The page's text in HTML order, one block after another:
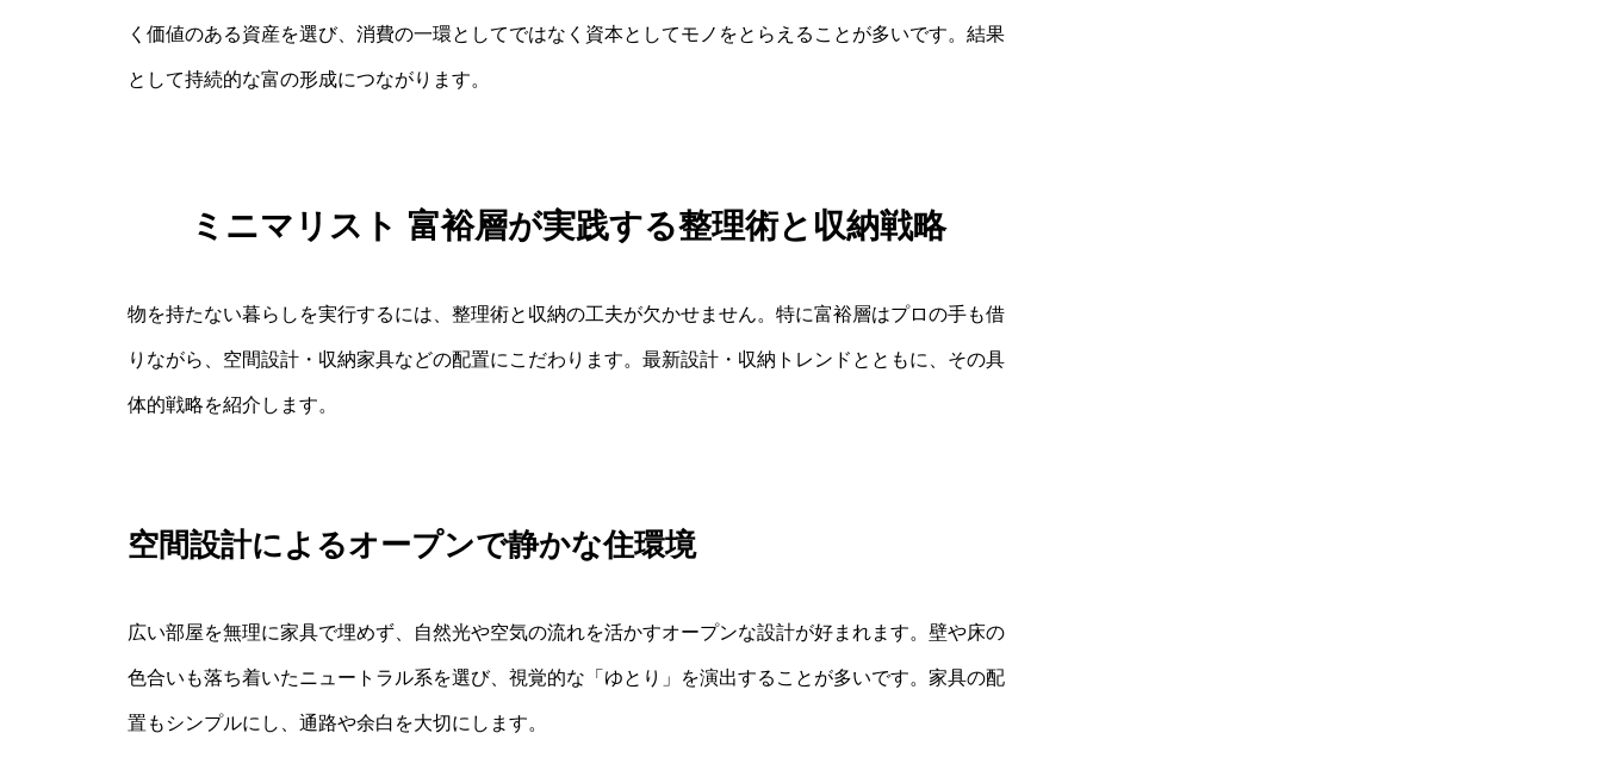
く価値のある資産を選び、消費の一環としてではなく資本としてモノをとらえることが多いです。結果
として持続的な富の形成につながります。
ミニマリスト 富裕層が実践する整理術と収納戦略
物を持たない暮らしを実行するには、整理術と収納の工夫が欠かせません。特に富裕層はプロの手も借
りながら、空間設計・収納家具などの配置にこだわります。最新設計・収納トレンドとともに、その具
体的戦略を紹介します。
空間設計によるオープンで静かな住環境
広い部屋を無理に家具で埋めず、自然光や空気の流れを活かすオープンな設計が好まれます。壁や床の
色合いも落ち着いたニュートラル系を選び、視覚的な「ゆとり」を演出することが多いです。家具の配
置もシンプルにし、通路や余白を大切にします。